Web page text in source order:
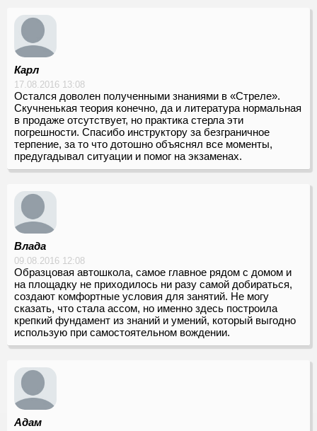
Карл
17.08.2016 13:08
Остался доволен полученными знаниями в «Стреле».
Скучненькая теория конечно, да и литература нормальная
в продаже отсутствует, но практика стерла эти
погрешности. Спасибо инструктору за безграничное
терпение, за то что дотошно объяснял все моменты,
предугадывал ситуации и помог на экзаменах.
Влада
09.08.2016 12:08
Образцовая автошкола, самое главное рядом с домом и
на площадку не приходилось ни разу самой добираться,
создают комфортные условия для занятий. Не могу
сказать, что стала ассом, но именно здесь построила
крепкий фундамент из знаний и умений, который выгодно
использую при самостоятельном вождении.
Адам